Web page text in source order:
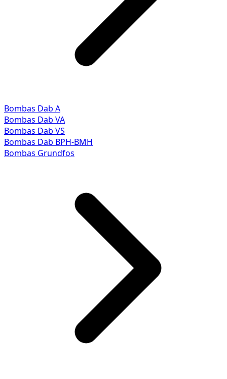
Bombas Dab A
Bombas Dab VA
Bombas Dab VS
Bombas Dab BPH-BMH
Bombas Grundfos